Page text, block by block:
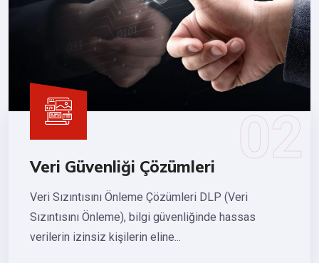
Veri Güvenliği Çözümleri
Veri Sızıntısını Önleme Çözümleri DLP (Veri
Sızıntısını Önleme), bilgi güvenliğinde hassas
verilerin izinsiz kişilerin eline...